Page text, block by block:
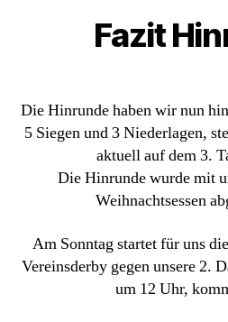
Fazit
Die Hinrunde haben wir nun
5 Siegen und 3 Niederlagen,
aktuell auf dem 3.
Die Hinrunde wurde mit
Weihnachtsessen
Am Sonntag startet für uns
Vereinsderby gegen unsere 2.
um 12 Uhr,